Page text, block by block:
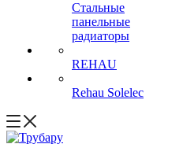
Стальные
панельные
радиаторы
REHAU
Rehau Solelec